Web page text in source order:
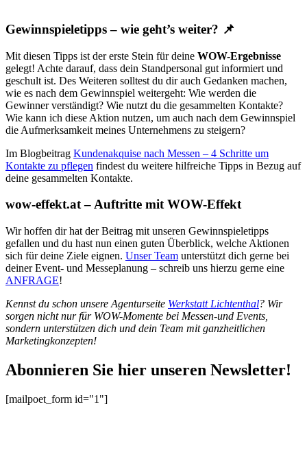
Gewinnspieletipps – wie geht’s weiter? 📌
Mit diesen Tipps ist der erste Stein für deine WOW-Ergebnisse
gelegt! Achte darauf, dass dein Standpersonal gut informiert und
geschult ist. Des Weiteren solltest du dir auch Gedanken machen,
wie es nach dem Gewinnspiel weitergeht: Wie werden die
Gewinner verständigt? Wie nutzt du die gesammelten Kontakte?
Wie kann ich diese Aktion nutzen, um auch nach dem Gewinnspiel
die Aufmerksamkeit meines Unternehmens zu steigern?
Im Blogbeitrag Kundenakquise nach Messen – 4 Schritte um
Kontakte zu pflegen findest du weitere hilfreiche Tipps in Bezug auf
deine gesammelten Kontakte.
wow-effekt.at – Auftritte mit WOW-Effekt
Wir hoffen dir hat der Beitrag mit unseren Gewinnspieletipps
gefallen und du hast nun einen guten Überblick, welche Aktionen
sich für deine Ziele eignen. Unser Team unterstützt dich gerne bei
deiner Event- und Messeplanung – schreib uns hierzu gerne eine
ANFRAGE!
Kennst du schon unsere Agenturseite Werkstatt Lichtenthal? Wir
sorgen nicht nur für WOW-Momente bei Messen-und Events,
sondern unterstützen dich und dein Team mit ganzheitlichen
Marketingkonzepten!
Abonnieren Sie hier unseren Newsletter!
[mailpoet_form id="1"]